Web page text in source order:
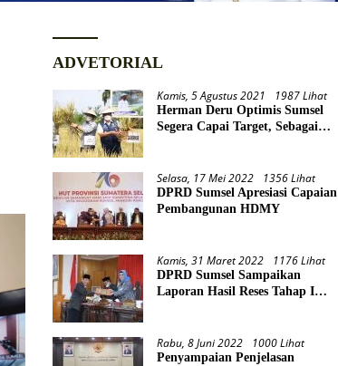
ADVETORIAL
Kamis, 5 Agustus 2021 1987 Lihat
Herman Deru Optimis Sumsel
Segera Capai Target, Sebagai
Selasa, 17 Mei 2022 1356 Lihat
DPRD Sumsel Apresiasi Capaian
Pembangunan HDMY
Kamis, 31 Maret 2022 1176 Lihat
DPRD Sumsel Sampaikan
Laporan Hasil Reses Tahap I
Rabu, 8 Juni 2022 1000 Lihat
Penyampaian Penjelasan